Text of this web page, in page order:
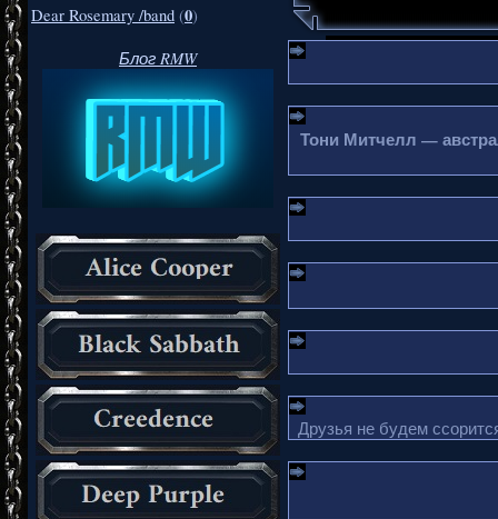
Dear Rosemary /band (0)
Блог RMW
Тони Митчелл —
Друзья не будем